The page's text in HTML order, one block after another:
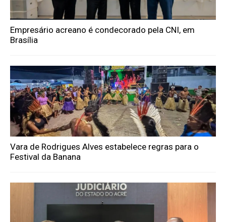
Empresário acreano é condecorado pela CNI, em
Brasília
Vara de Rodrigues Alves estabelece regras para o
Festival da Banana